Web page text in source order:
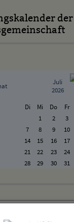
der
Juli
2026
Di Mi Do Fr
1
2 3
7 8 9 10
14 15 16 17
21 22 23 24
28 29 30 31